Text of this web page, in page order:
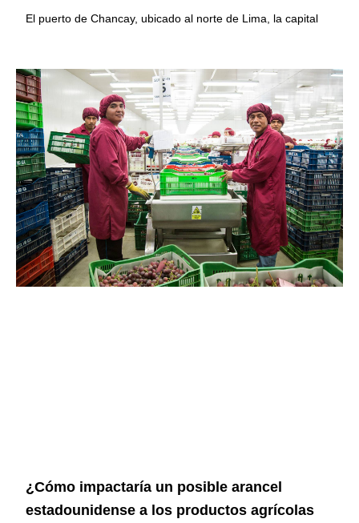
El puerto de Chancay, ubicado al norte de Lima, la capital
¿Cómo impactaría un posible arancel
estadounidense a los productos agrícolas